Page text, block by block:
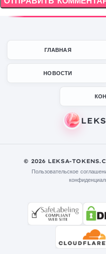
ГЛАВНАЯ
НОВОСТИ
© 2026 LEKSA-
Пользовательское